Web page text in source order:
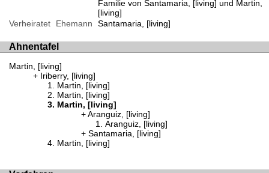
Familie von Santamaria, [living] und Martin,
[living]
Verheiratet
Ehemann Santamaria, [living]
Ahnentafel
Martin, [living]
Iriberry, [living]
Martin, [living]
Martin, [living]
Martin, [living]
Aranguiz, [living]
Aranguiz, [living]
Santamaria, [living]
Martin, [living]